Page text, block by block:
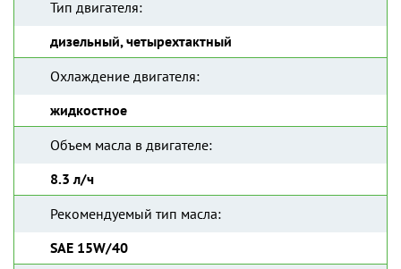
Тип двигателя:
дизельный, четырехтактный
Охлаждение двигателя:
жидкостное
Объем масла в двигателе:
8.3 л/ч
Рекомендуемый тип масла:
SAE 15W/40